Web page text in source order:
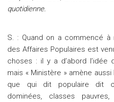
quotidienne.
S. : Quand on a commencé à
des Affaires Populaires est
choses : il y a d’abord l’idée
mais « Ministère » amène
que qui dit populaire dit
dominées, classes